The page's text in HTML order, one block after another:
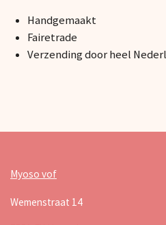
Handgemaakt
Fairetrade
Verzending door heel
Myoso vof
Wemenstraat 14